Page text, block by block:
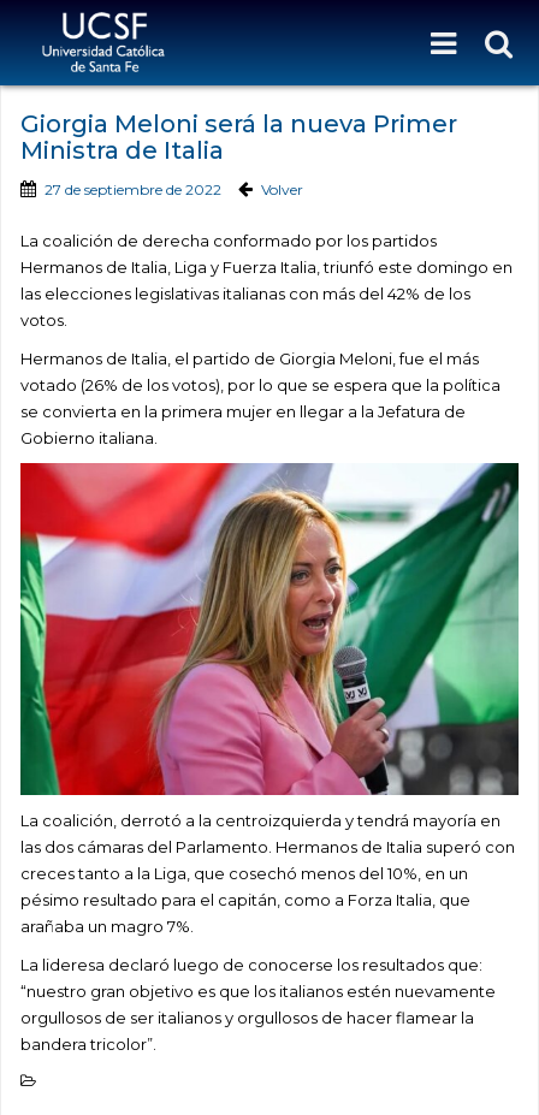
Giorgia Meloni será la nueva Primer
Ministra de Italia
27 de septiembre de 2022 Volver
La coalición de derecha conformado por los partidos
Hermanos de Italia, Liga y Fuerza Italia, triunfó este domingo en
las elecciones legislativas italianas con más del 42% de los
votos.
Hermanos de Italia, el partido de Giorgia Meloni, fue el más
votado (26% de los votos), por lo que se espera que la política
se convierta en la primera mujer en llegar a la Jefatura de
Gobierno italiana.
La coalición, derrotó a la centroizquierda y tendrá mayoría en
las dos cámaras del Parlamento. Hermanos de Italia superó con
creces tanto a la Liga, que cosechó menos del 10%, en un
pésimo resultado para el capitán, como a Forza Italia, que
arañaba un magro 7%.
La lideresa declaró luego de conocerse los resultados que:
“nuestro gran objetivo es que los italianos estén nuevamente
orgullosos de ser italianos y orgullosos de hacer flamear la
bandera tricolor”.